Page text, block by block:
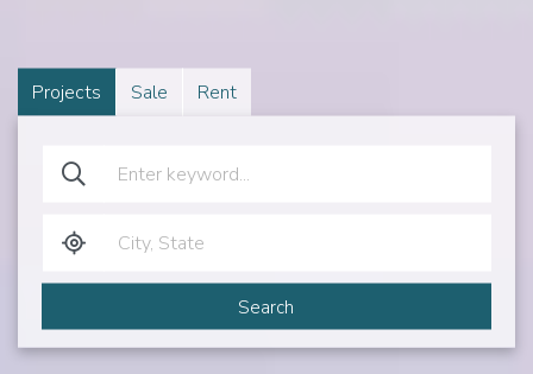
Projects Sale Rent
Search